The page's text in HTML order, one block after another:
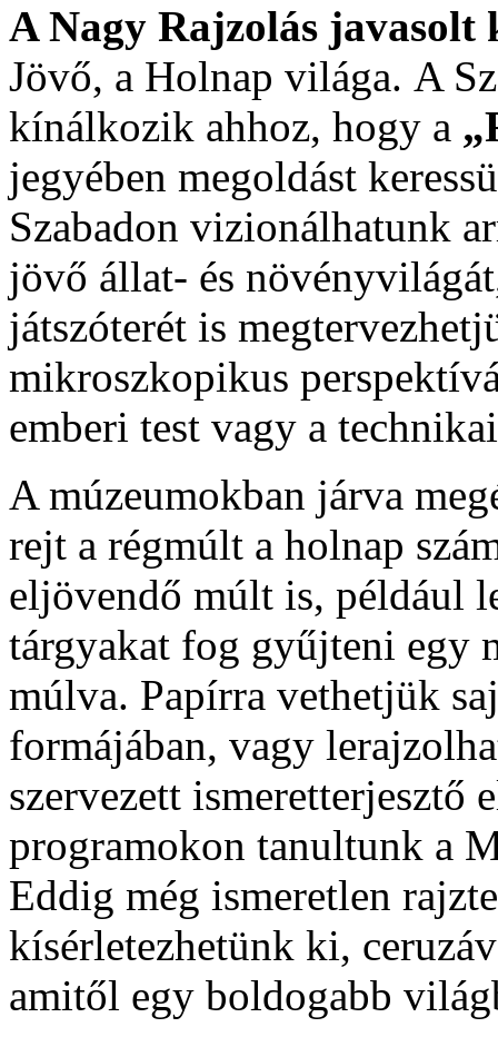
A Nagy Rajzolás
Jövő, a Holnap világa. A
kínálkozik ahhoz, hogy a
jegyében megoldást
Szabadon vizionálhatunk
jövő állat- és
játszóterét is
mikroszkopikus
emberi test vagy a
A múzeumokban járva
rejt a régmúlt a holnap
eljövendő múlt is, például
tárgyakat fog gyűjteni egy
múlva. Papírra vethetjük
formájában, vagy
szervezett ismeretterjesztő
programokon tanultunk a
Eddig még ismeretlen
kísérletezhetünk ki,
amitől egy boldogabb